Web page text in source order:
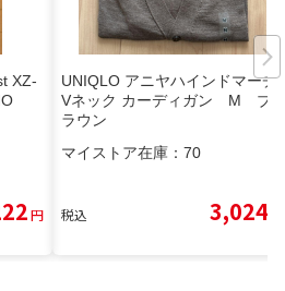
XZ-
円
UNIQLO アニヤハインドマーチ
Vネック カーディガン M ブ
ラウン
マイストア在庫： 70
税込 3,024